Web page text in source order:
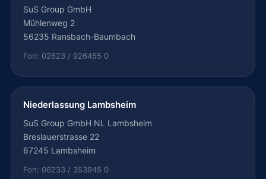
SuS Group GmbH
Mühlenweg 2
56235 Ransbach-Baumbach
Fon: 02623 / 926455 0
Niederlassung Lambsheim
SuS Group GmbH NL Lambsheim
Breslauerstrasse 22
67245 Lambsheim
Fon: 06233 / 353945 0